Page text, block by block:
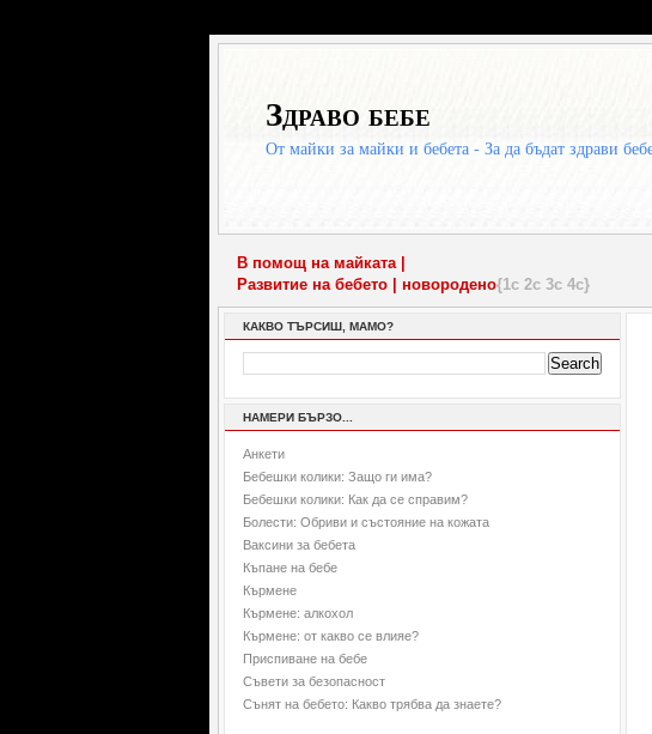
Здраво бебе
От майки за майки и бебета - За да бъдат здрави
В помощ на майката |
Развитие на бебето | новородено{1с 2с 3с 4с}
КАКВО ТЪРСИШ, МАМО?
НАМЕРИ БЪРЗО...
Анкети
Бебешки колики: Защо ги има?
Бебешки колики: Как да се справим?
Болести: Обриви и състояние на кожата
Ваксини за бебета
Къпане на бебе
Кърмене
Кърмене: алкохол
Кърмене: от какво се влияе?
Приспиване на бебе
Съвети за безопасност
Сънят на бебето: Какво трябва да знаете?